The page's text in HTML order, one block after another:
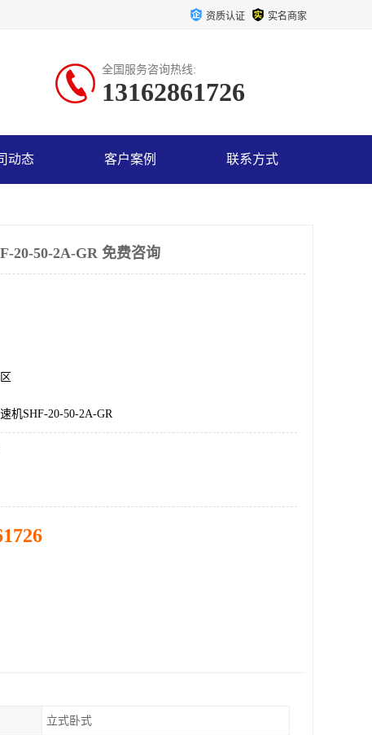
资质认证 实名商家
全国服务咨询热线:
13162861726
动态 客户案例 联系方式
20-50-2A-GR 免费咨询
机SHF-20-50-2A-GR
立式卧式